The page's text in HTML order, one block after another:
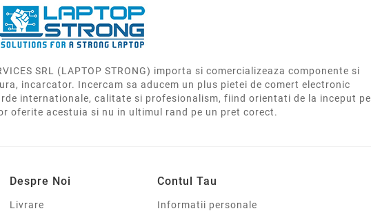
SRL (LAPTOP STRONG) importa si comercializeaza componente si
incarcator. Incercam sa aducem un plus pietei de comert electronic
internationale, calitate si profesionalism, fiind orientati de la inceput pe
oferite acestuia si nu in ultimul rand pe un pret corect.
Despre Noi
Livrare
Contul Tau
Informatii personale